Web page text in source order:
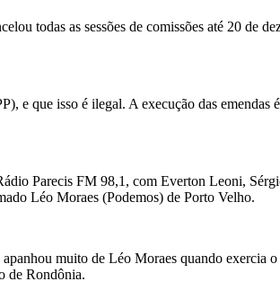
todas as sessões de comissões até 20 de
e que isso é ilegal. A execução das emendas
Parecis FM 98,1, com Everton Leoni,
Léo Moraes (Podemos) de Porto Velho.
muito de Léo Moraes quando exercia
de Rondônia.